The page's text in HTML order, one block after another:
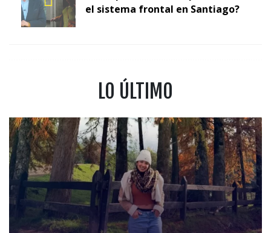
el sistema frontal en Santiago?
LO ÚLTIMO